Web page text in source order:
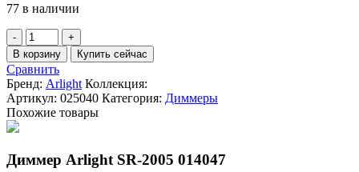
632,00 ₽.
77 в наличии
Количество
товара
Панель
Arlight
Smart-
P15-
Dim-
(230V,
В корзину Купить сейчас
Сравнить
Бренд: Arlight Коллекция:
Артикул: 025040 Категория: Диммеры
Похожие товары
Диммер Arlight SR-2005 014047